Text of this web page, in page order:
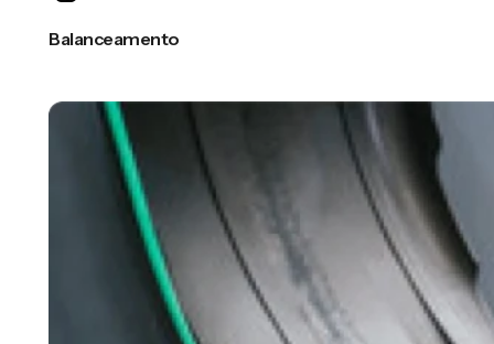
Balanceamento